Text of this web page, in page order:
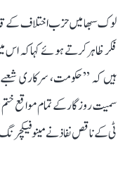
لوک سبھا میں حزب اختلاف کے
فکر ظاہر کرتے ہوئے کہا کہ اس
ہیں کہ ’’حکومت، سرکاری
سمیت روزگار کے تمام مواقع
ٹی کے ناقص نفاذ نے